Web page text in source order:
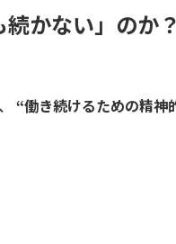
かない」のか？
“働き続けるための精神